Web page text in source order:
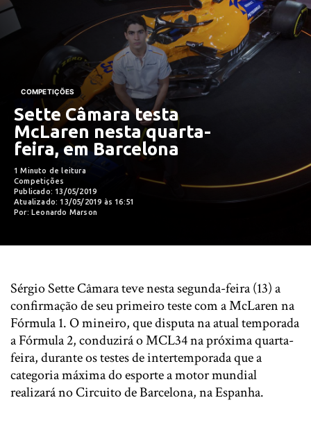
COMPETIÇÕES
Sette Câmara testa
McLaren nesta quarta-
feira, em Barcelona
1 Minuto de leitura
Competições
Publicado: 13/05/2019
Atualizado: 13/05/2019 às 16:51
Por: Leonardo Marson
Sérgio Sette Câmara teve nesta segunda-feira (13) a
confirmação de seu primeiro teste com a McLaren na
Fórmula 1. O mineiro, que disputa na atual temporada
a Fórmula 2, conduzirá o MCL34 na próxima quarta-
feira, durante os testes de intertemporada que a
categoria máxima do esporte a motor mundial
realizará no Circuito de Barcelona, na Espanha.